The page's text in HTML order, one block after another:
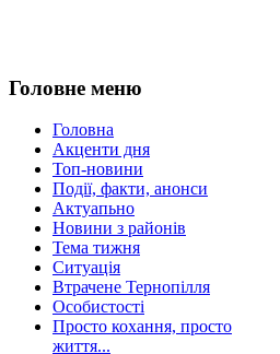
Головне меню
Головна
Акценти дня
Топ-новини
Події, факти, анонси
Актуапьно
Новини з районів
Тема тижня
Ситуація
Втрачене Тернопілля
Особистості
Просто кохання, просто
життя...